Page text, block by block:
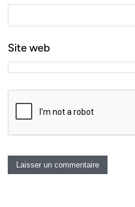
Site web